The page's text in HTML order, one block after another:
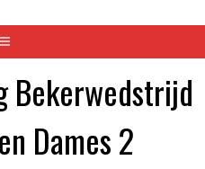
Bekerwedstrijd
Dames 2